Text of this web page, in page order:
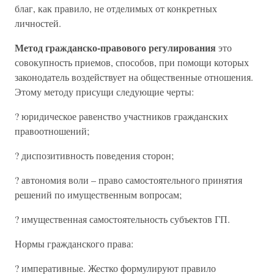
благ, как правило, не отделимых от конкретных
личностей.
Метод гражданско-правового регулирования это
совокупность приемов, способов, при помощи которых
законодатель воздействует на общественные отношения.
Этому методу присущи следующие черты:
? юридическое равенство участников гражданских
правоотношений;
? диспозитивность поведения сторон;
? автономия воли – право самостоятельного принятия
решений по имущественным вопросам;
? имущественная самостоятельность субъектов ГП.
Нормы гражданского права:
? императивные. Жестко формулируют правило